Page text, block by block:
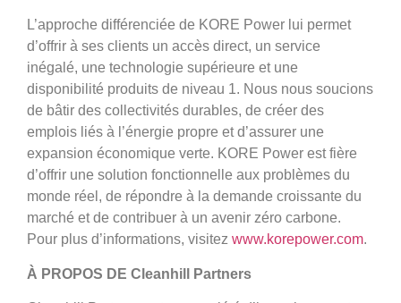
L’approche différenciée de KORE Power lui permet
d’offrir à ses clients un accès direct, un service
inégalé, une technologie supérieure et une
disponibilité produits de niveau 1. Nous nous soucions
de bâtir des collectivités durables, de créer des
emplois liés à l’énergie propre et d’assurer une
expansion économique verte. KORE Power est fière
d’offrir une solution fonctionnelle aux problèmes du
monde réel, de répondre à la demande croissante du
marché et de contribuer à un avenir zéro carbone.
Pour plus d’informations, visitez www.korepower.com.
À PROPOS DE Cleanhill Partners